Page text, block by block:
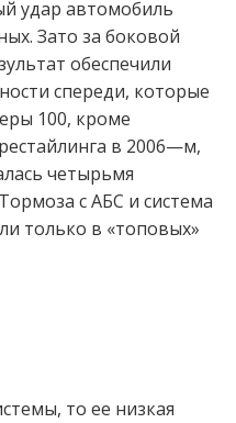
удар автомобиль
Зато за боковой
обеспечили
спереди, которые
100, кроме
в 2006—м,
четырьмя
с АБС и система
только в «топовых»
то ее низкая